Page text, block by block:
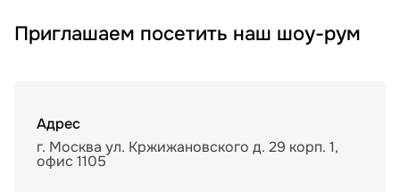
Приглашаем посетить наш шоу-рум
Адрес
г. Москва ул. Кржижановского д. 29 корп. 1,
офис 1105